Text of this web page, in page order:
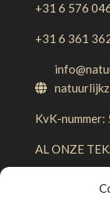
+31 6 576
+31 6 361
KvK-
AL ONZE